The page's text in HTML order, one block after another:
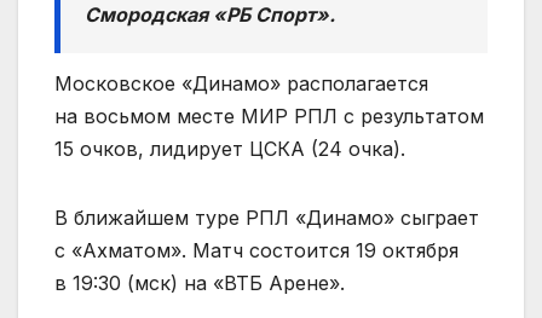
Смородская «РБ Спорт».
Московское «Динамо» располагается
на восьмом месте МИР РПЛ с результатом
15 очков, лидирует ЦСКА (24 очка).
В ближайшем туре РПЛ «Динамо» сыграет
с «Ахматом». Матч состоится 19 октября
в 19:30 (мск) на «ВТБ Арене».